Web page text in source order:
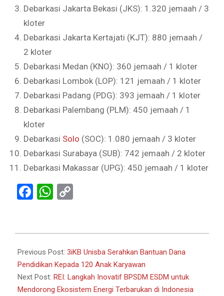
Debarkasi Jakarta Bekasi (JKS): 1.320 jemaah / 3
kloter
Debarkasi Jakarta Kertajati (KJT): 880 jemaah /
2 kloter
Debarkasi Medan (KNO): 360 jemaah / 1 kloter
Debarkasi Lombok (LOP): 121 jemaah / 1 kloter
Debarkasi Padang (PDG): 393 jemaah / 1 kloter
Debarkasi Palembang (PLM): 450 jemaah / 1
kloter
Debarkasi Solo (SOC): 1.080 jemaah / 3 kloter
Debarkasi Surabaya (SUB): 742 jemaah / 2 kloter
Debarkasi Makassar (UPG): 450 jemaah / 1 kloter
Facebook
WhatsApp
07-
09
Previous Post: 3iKB Unisba Serahkan Bantuan Dana
Pendidikan Kepada 120 Anak Karyawan
Next Post: REI: Langkah Inovatif BPSDM ESDM untuk
Mendorong Ekosistem Energi Terbarukan di Indonesia